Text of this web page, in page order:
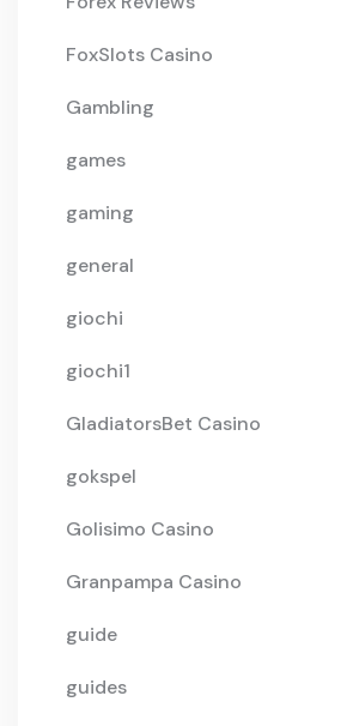
FoxSlots Casino
Gambling
games
gaming
general
giochi
giochi1
GladiatorsBet Casino
gokspel
Golisimo Casino
Granpampa Casino
guide
guides